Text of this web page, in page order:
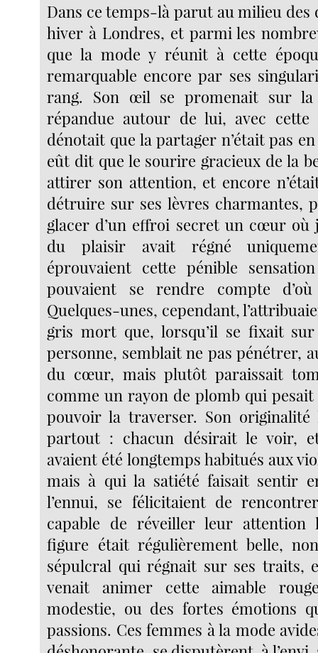
Dans ce temps-là parut au milieu des
hiver à Londres, et parmi les
que la mode y réunit à cette
remarquable encore par ses
rang. Son œil se promenait sur la
répandue autour de lui, avec cette
dénotait que la partager n’était pas
eût dit que le sourire gracieux de la
attirer son attention, et encore
détruire sur ses lèvres charmantes,
glacer d’un effroi secret un cœur où
du plaisir avait régné
éprouvaient cette pénible
pouvaient se rendre compte
Quelques-unes, cependant,
gris mort que, lorsqu’il se fixait
personne, semblait ne pas pénétrer,
du cœur, mais plutôt paraissait
comme un rayon de plomb qui pesait
pouvoir la traverser. Son
partout : chacun désirait le voir,
avaient été longtemps habitués aux
mais à qui la satiété faisait sentir
l’ennui, se félicitaient de
capable de réveiller leur attention
figure était régulièrement belle,
sépulcral qui régnait sur ses traits,
venait animer cette aimable
modestie, ou des fortes émotions
passions. Ces femmes à la mode